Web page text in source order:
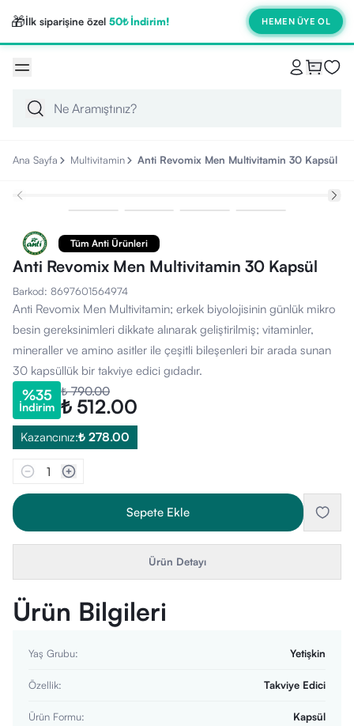
🎁İlk siparişine özel 50₺ İndirim! HEMEN ÜYE OL
Ana Sayfa Multivitamin Anti Revomix Men Multivitamin 30 Kapsül
Tüm Anti Ürünleri
Anti Revomix Men Multivitamin 30 Kapsül
Barkod: 8697601564974
Anti Revomix Men Multivitamin; erkek biyolojisinin günlük mikro
besin gereksinimleri dikkate alınarak geliştirilmiş; vitaminler,
mineraller ve amino asitler ile çeşitli bileşenleri bir arada sunan
30 kapsüllük bir takviye edici gıdadır.
%35
İndirim
₺ 790.00
₺ 512.00
Kazancınız:₺ 278.00
1
Sepete Ekle
Ürün Detayı
Ürün Bilgileri
Yaş Grubu: Yetişkin
Özellik: Takviye Edici
Ürün Formu: Kapsül